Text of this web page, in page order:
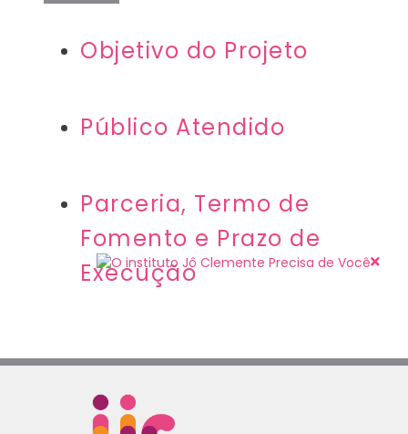
Objetivo do Projeto​
Público Atendido​
Parceria, Termo de
Fomento e Prazo de
Execução